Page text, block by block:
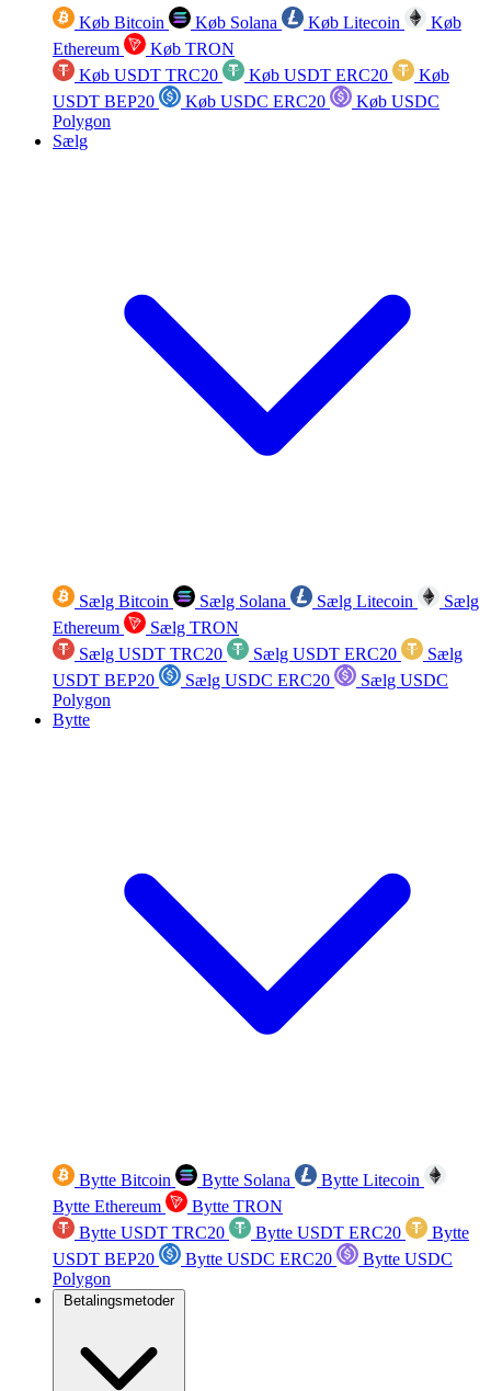
Køb Bitcoin Køb Solana Køb Litecoin
Køb
Ethereum
Køb TRON
Køb USDT TRC20
Køb USDT ERC20
Køb
USDT BEP20
Køb USDC ERC20
Køb USDC
Polygon
Sælg
Sælg Bitcoin Sælg Solana Sælg Litecoin
Sælg
Ethereum
Sælg TRON
Sælg USDT TRC20
Sælg USDT ERC20
Sælg
USDT BEP20
Sælg USDC ERC20
Sælg USDC
Polygon
Bytte
Bytte Bitcoin Bytte Solana
Bytte Litecoin
Bytte Ethereum
Bytte TRON
Bytte USDT TRC20
Bytte USDT ERC20
Bytte
USDT BEP20
Bytte USDC ERC20
Bytte USDC
Polygon
Betalingsmetoder